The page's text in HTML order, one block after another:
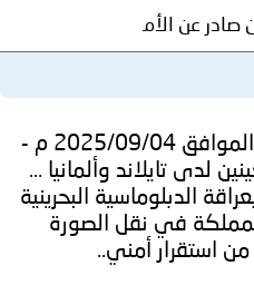
عن الأمانة العامة لمجلس
البحرين ـ 1447/03/12هــ الموافق 2025/09/04 م -
لدى تايلاند وألمانيا ...
الدبلوماسية البحرينية
في نقل الصورة
من استقرار أمني..